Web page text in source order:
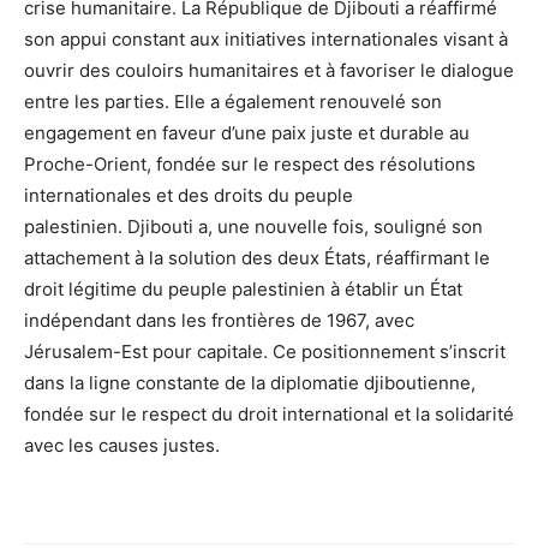
crise humanitaire. La République de Djibouti a réaffirmé
son appui constant aux initiatives internationales visant à
ouvrir des couloirs humanitaires et à favoriser le dialogue
entre les parties. Elle a également renouvelé son
engagement en faveur d’une paix juste et durable au
Proche-Orient, fondée sur le respect des résolutions
internationales et des droits du peuple
palestinien. Djibouti a, une nouvelle fois, souligné son
attachement à la solution des deux États, réaffirmant le
droit légitime du peuple palestinien à établir un État
indépendant dans les frontières de 1967, avec
Jérusalem-Est pour capitale. Ce positionnement s’inscrit
dans la ligne constante de la diplomatie djiboutienne,
fondée sur le respect du droit international et la solidarité
avec les causes justes.